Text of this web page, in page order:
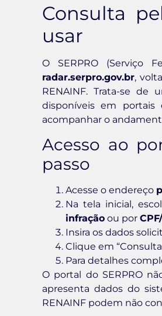
Consulta
usar
O SERPRO (Serviço
radar.serpro.gov.br,
RENAINF. Trata-se de
disponíveis em portais
acompanhar o
Acesso ao
passo
Acesse o endereço
Na tela inicial,
infração ou por
Insira os dados
Clique em
Para detalhes
O portal do SERPRO
apresenta dados do
RENAINF podem não